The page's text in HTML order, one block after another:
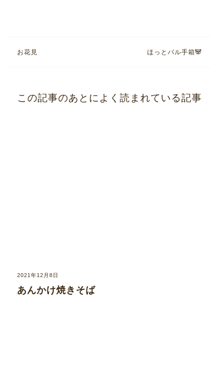
お花見 ほっとパル手箱🐼
この記事のあとによく読まれている記事
2021年12月8日
あんかけ焼きそば